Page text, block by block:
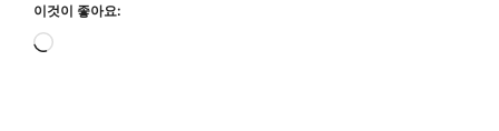
이것이 좋아요:
로